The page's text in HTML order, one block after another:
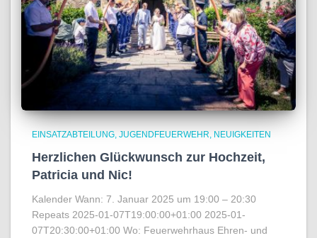
EINSATZABTEILUNG JUGENDFEUERWEHR NEUIGKEITEN
Herzlichen Glückwunsch zur Hochzeit,
Patricia und Nic!
Kalender Wann: 7. Januar 2025 um 19:00 – 20:30
Repeats 2025-01-07T19:00:00+01:00 2025-01-
07T20:30:00+01:00 Wo: Feuerwehrhaus Ehren- und